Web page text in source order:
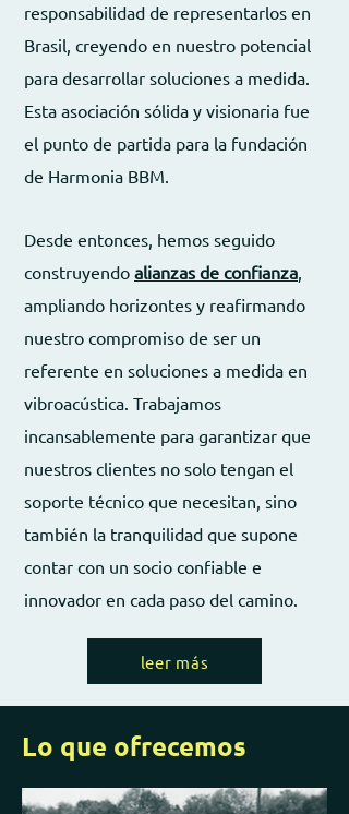
responsabilidad de representarlos en
Brasil, creyendo en nuestro potencial
para desarrollar soluciones a medida.
Esta asociación sólida y visionaria fue
el punto de partida para la fundación
de Harmonia BBM.
Desde entonces, hemos seguido
construyendo alianzas de confianza,
ampliando horizontes y reafirmando
nuestro compromiso de ser un
referente en soluciones a medida en
vibroacústica. Trabajamos
incansablemente para garantizar que
nuestros clientes no solo tengan el
soporte técnico que necesitan, sino
también la tranquilidad que supone
contar con un socio confiable e
innovador en cada paso del camino.
leer más
Lo que ofrecemos